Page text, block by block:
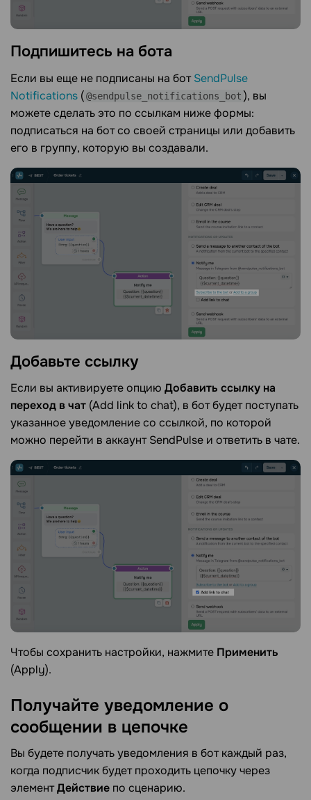
Подпишитесь на бота
Если вы еще не подписаны на ботSendPulse
Notifications (@sendpulse_notifications_bot ), вы
можете сделать это по ссылкам ниже формы:
подписаться на бот со своей страницы или добавить
его в группу, которую вы создавали.
Добавьте ссылку
Если вы активируете опцию Добавить ссылку на
переход в чат (Add link to chat), в бот будет поступать
указанное уведомление со ссылкой, по которой
можно перейти в аккаунт SendPulse и ответить в чате.
Чтобы сохранить настройки, нажмите Применить
(Apply).
Получайте уведомление о
сообщении в цепочке
Вы будете получать уведомления в бот каждый раз,
когда подписчик будет проходить цепочку через
элементДействие по сценарию.